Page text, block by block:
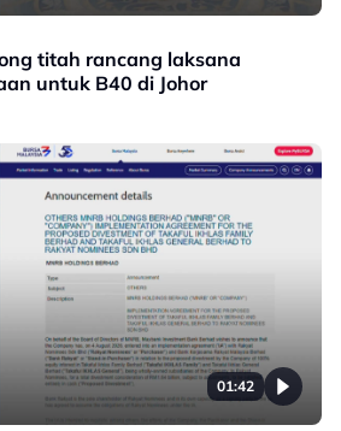
titah rancang laksana
untuk B40 di Johor
01:42